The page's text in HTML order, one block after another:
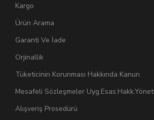
Kargo
Ürün Arama
Garanti Ve İade
Orjinallik
Tüketicinin Korunması Hakkında Kanun
Mesafeli Sözleşmeler
Alışveriş Prosedürü